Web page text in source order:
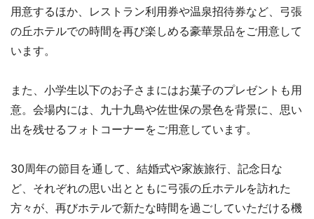
用意するほか、レストラン利用券や温泉招待券など、弓張
の丘ホテルでの時間を再び楽しめる豪華景品をご用意して
います。
また、小学生以下のお子さまにはお菓子のプレゼントも用
意。会場内には、九十九島や佐世保の景色を背景に、思い
出を残せるフォトコーナーをご用意しています。
30周年の節目を通して、結婚式や家族旅行、記念日な
ど、それぞれの思い出とともに弓張の丘ホテルを訪れた
方々が、再びホテルで新たな時間を過ごしていただける機